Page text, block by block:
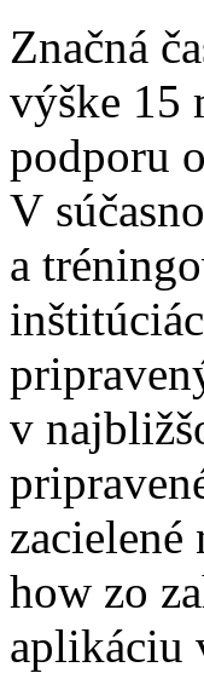
Značná
výške 15
podporu
V
a
v
zacielené
how zo
aplikáciu